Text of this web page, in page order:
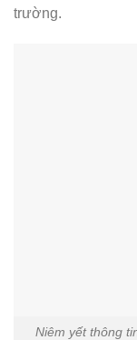
trường.
Niêm yết thông